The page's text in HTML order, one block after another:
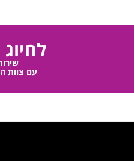
לחיוג 03-3035060
עם צוות